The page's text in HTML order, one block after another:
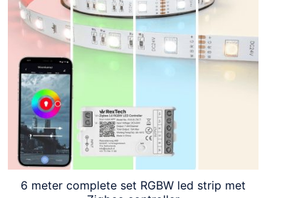
6 meter complete set RGBW led strip met